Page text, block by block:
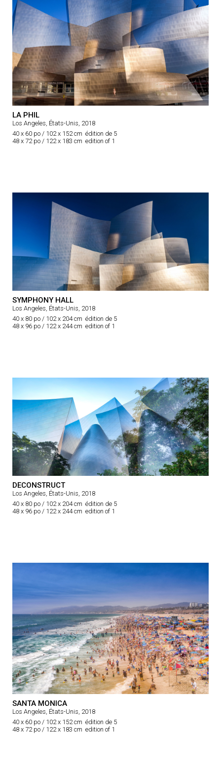
LA PHIL
Los Angeles, États-Unis, 2018
40 x 60 po / 102 x 152 cm édition de 5
48 x 72 po / 122 x 183 cm edition of 1
SYMPHONY HALL
Los Angeles, États-Unis, 2018
40 x 80 po / 102 x 204 cm édition de 5
48 x 96 po / 122 x 244 cm edition of 1
DECONSTRUCT
Los Angeles, États-Unis, 2018
40 x 80 po / 102 x 204 cm édition de 5
48 x 96 po / 122 x 244 cm edition of 1
SANTA MONICA
Los Angeles, États-Unis, 2018
40 x 60 po / 102 x 152 cm édition de 5
48 x 72 po / 122 x 183 cm edition of 1